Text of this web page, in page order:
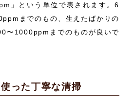
」という単位で表されます。6
までのもの、生えたばかりの
〜1000ppmまでのものが良いで
った丁寧な清掃